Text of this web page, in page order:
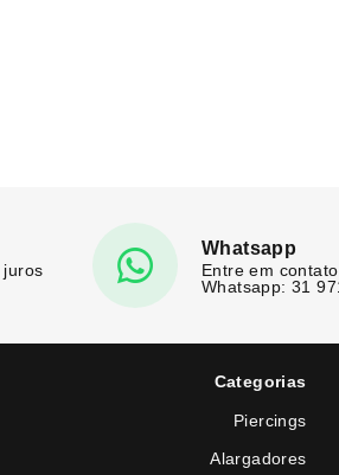
juros
Whatsapp
Entre em
Whatsapp: 31
Categorias
Piercings
Alargadores